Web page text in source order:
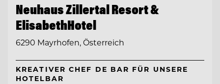
Neuhaus Zillertal Resort &
ElisabethHotel
6290 Mayrhofen, Österreich
KREATIVER CHEF DE BAR FÜR UNSERE
HOTELBAR